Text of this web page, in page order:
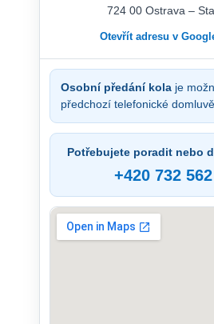
724 00 Ostrava –
Otevřít adresu v
Osobní předání kola je
předchozí telefonické domluvě.
Potřebujete poradit nebo
+420 732